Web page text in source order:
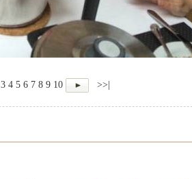
3 4 5 6 7 8 9 10 >>|